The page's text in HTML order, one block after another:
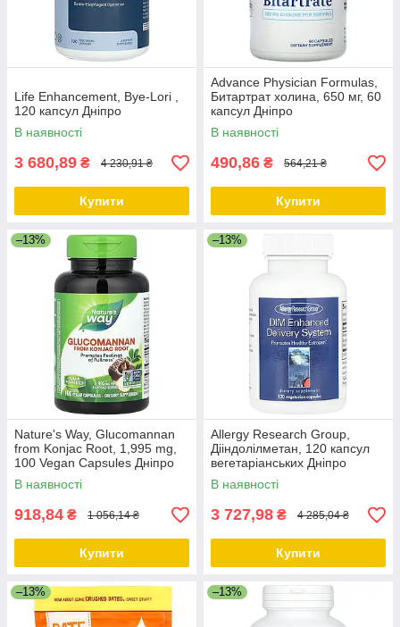
Life Enhancement, Bye-Lori ,
120 капсул Дніпро
В наявності
3 680,89 ₴ 4 230,91 ₴
Купити
Advance Physician Formulas,
Битартрат холина, 650 мг, 60
капсул Дніпро
В наявності
490,86 ₴ 564,21 ₴
Купити
–13%
Nature's Way, Glucomannan
from Konjac Root, 1,995 mg,
100 Vegan Capsules Дніпро
В наявності
918,84 ₴ 1 056,14 ₴
Купити
–13%
Allergy Research Group,
Дііндолілметан, 120 капсул
вегетаріанських Дніпро
В наявності
3 727,98 ₴ 4 285,04 ₴
Купити
–13% –13%